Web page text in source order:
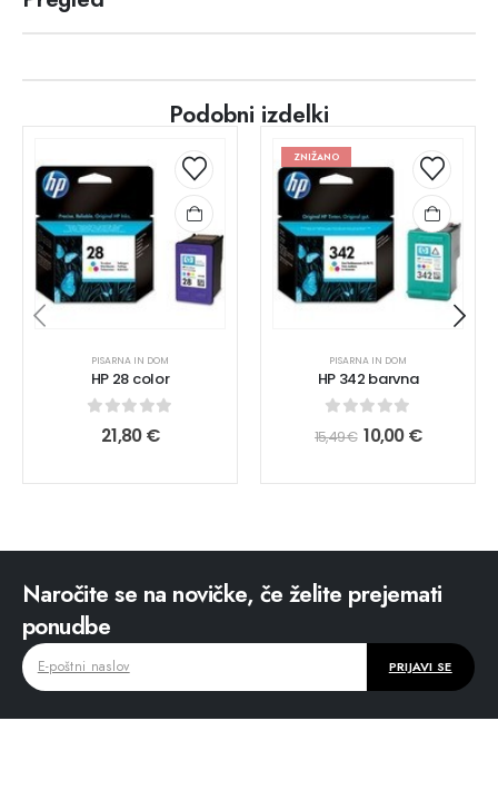
Podobni izdelki
PISARNA IN DOM
HP 28 color
out of 5
21,80€
ZNIŽANO
PISARNA IN DOM
HP 342 barvna
out of 5
15,49€ 10,00€
Naročite se na novičke, če želite prejemati
ponudbe